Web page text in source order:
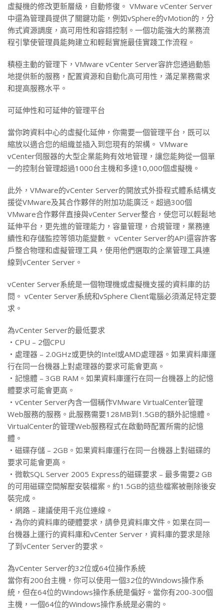
虛擬機的修改更新層級，自動修復。 VMware vCenter Server
中還為管理員提供了關鍵功能，例如vSphere的vMotion的，分
佈式資源調度，高可用性和容錯控制。一個功能強大的業務流
程引擎使管理員能夠建立和輕鬆實施最佳實踐工作流程。
積極主動的管理下，VMware vCenter Server容許您通過動態
地提供新的服務，配置資源和自動化高可用性，滿足業務需求
和提高服務水平。
可延伸性和可延伸的管理平台
當你跨資料中心的虛擬化延伸，你需要一個管理平台，既可以
縮放以適合您的組織並插入到您現有的架構。 VMware
vCenter伺服器的大型企業能夠有效地管理，讓您能夠從一個單
一的控制台管理超過1000台主機和多達10,000個虛擬機。
此外，VMware的vCenter Server的開放式外掛程式體系結構支
援從VMware及其合作夥伴的附加功能廣泛。超過300個
VMware合作夥伴直接與vCenter Server整合，使您可以輕鬆地
延伸平台，更先進的管理能力，容量管理，合規管理，業務連
續性和存儲監控等領功能變數。 vCenter Server的API還容許客
戶整合物理和虛擬管理工具，使用他們選取的企業管理工具連
線到vCenter Server。
vCenter Server系統是一個物理機或虛擬機支援的資料庫的訪
問。 vCenter Server系統和vSphere Client電腦必須滿足特定要
求。
為vCenter Server的最低要求
‧CPU – 2個CPU
‧處理器 – 2.0GHz或更快的Intel或AMD處理器。如果資料庫運
行在同一台機器上對處理器的要求可能會更高。
‧記憶體 – 3GB RAM。如果資料庫運行在同一台機器上的記憶
體要求可能會更高。
‧vCenter Server內含一個稱作VMware VirtualCenter管理
Web服務的服務。此服務需要128MB到1.5GB的額外記憶體。
VirtualCenter的管理Web服務程式在啟動時配置所需的記憶
體。
‧磁碟存儲 – 2GB。如果資料庫運行在同一台機器上對磁碟的
要求可能會更高。
‧微軟SQL Server 2005 Express的磁碟要求 – 最多需要2 GB
的可用磁碟空間解壓安裝檔案。約1.5GB的這些檔案被刪除後安
裝完成。
‧網路 – 建議使用千兆位連線。
‧為你的資料庫的硬體要求，請參見資料庫文件。如果在同一
台機器上運行的資料庫和vCenter Server，資料庫的要求是除
了到vCenter Server的要求。
為vCenter Server的32位或64位操作系統
當你有200台主機，你可以使用一個32位的Windows操作系
統，但在64位的Windows操作系統是偏好。當你有200-300個
主機，一個64位的Windows操作系統是必需的。